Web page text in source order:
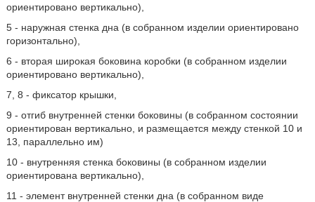
ориентировано вертикально),
5 - наружная стенка дна (в собранном изделии ориентировано
горизонтально),
6 - вторая широкая боковина коробки (в собранном изделии
ориентировано вертикально),
7, 8 - фиксатор крышки,
9 - отгиб внутренней стенки боковины (в собранном состоянии
ориентирован вертикально, и размещается между стенкой 10 и
13, параллельно им)
10 - внутренняя стенка боковины (в собранном изделии
ориентирована вертикально),
11 - элемент внутренней стенки дна (в собранном виде